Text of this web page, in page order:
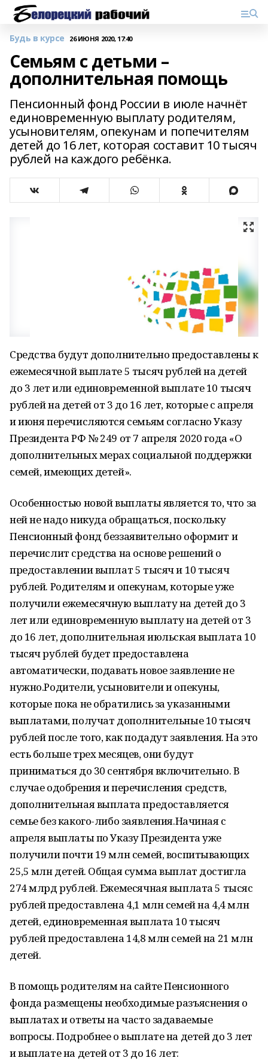
Будь в курсе 26 ИЮНЯ 2020, 17:40
Семьям с детьми –
дополнительная помощь
Пенсионный фонд России в июле начнёт
единовременную выплату родителям,
усыновителям, опекунам и попечителям
детей до 16 лет, которая составит 10 тысяч
рублей на каждого ребёнка.
Средства будут дополнительно предоставлены к
ежемесячной выплате 5 тысяч рублей на детей
до 3 лет или единовременной выплате 10 тысяч
рублей на детей от 3 до 16 лет, которые с апреля
и июня перечисляются семьям согласно Указу
Президента РФ № 249 от 7 апреля 2020 года «О
дополнительных мерах социальной поддержки
семей, имеющих детей».
Особенностью новой выплаты является то, что за
ней не надо никуда обращаться, поскольку
Пенсионный фонд беззаявительно оформит и
перечислит средства на основе решений о
предоставлении выплат 5 тысяч и 10 тысяч
рублей. Родителям и опекунам, которые уже
получили ежемесячную выплату на детей до 3
лет или единовременную выплату на детей от 3
до 16 лет, дополнительная июльская выплата 10
тысяч рублей будет предоставлена
автоматически, подавать новое заявление не
нужно.Родители, усыновители и опекуны,
которые пока не обратились за указанными
выплатами, получат дополнительные 10 тысяч
рублей после того, как подадут заявления. На это
есть больше трех месяцев, они будут
приниматься до 30 сентября включительно. В
случае одобрения и перечисления средств,
дополнительная выплата предоставляется
семье без какого-либо заявления.Начиная с
апреля выплаты по Указу Президента уже
получили почти 19 млн семей, воспитывающих
25,5 млн детей. Общая сумма выплат достигла
274 млрд рублей. Ежемесячная выплата 5 тысяс
рублей предоставлена 4,1 млн семей на 4,4 млн
детей, единовременная выплата 10 тысяч
рублей предоставлена 14,8 млн семей на 21 млн
детей.
В помощь родителям на сайте Пенсионного
фонда размещены необходимые разъяснения о
выплатах и ответы на часто задаваемые
вопросы. Подробнее о выплате на детей до 3 лет
и выплате на детей от 3 до 16 лет: